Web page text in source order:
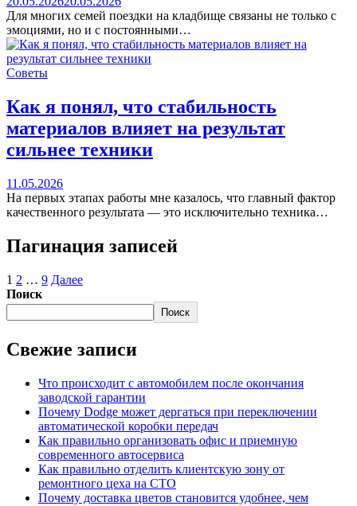
Для многих семей поездки на кладбище связаны не только с
эмоциями, но и с постоянными…
Советы
Как я понял, что стабильность
материалов влияет на результат
сильнее техники
11.05.2026
На первых этапах работы мне казалось, что главный фактор
качественного результата — это исключительно техника…
Пагинация записей
1 2 … 9 Далее
Поиск
Поиск
Свежие записи
Что происходит с автомобилем после окончания
заводской гарантии
Почему Dodge может дергаться при переключении
автоматической коробки передач
Как правильно организовать офис и приемную
современного автосервиса
Как правильно отделить клиентскую зону от
ремонтного цеха на СТО
Почему доставка цветов становится удобнее, чем